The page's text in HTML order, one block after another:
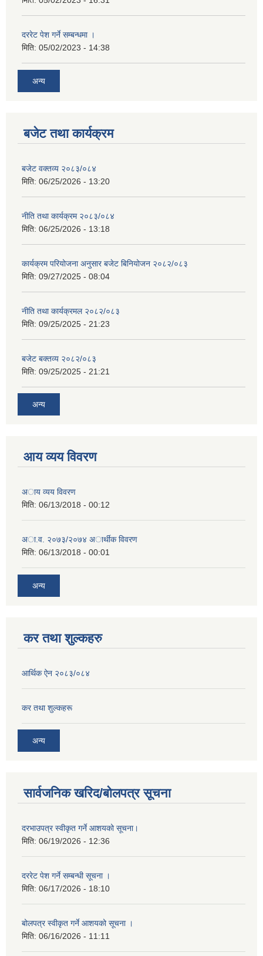
दररेट पेश गर्ने सम्बन्धमा ।
मिति: 05/02/2023 - 14:38
अन्य
बजेट तथा कार्यक्रम
बजेट वक्तव्य २०८३/०८४
मिति: 06/25/2026 - 13:20
नीति तथा कार्यक्रम २०८३/०८४
मिति: 06/25/2026 - 13:18
कार्यक्रम परियोजना अनुसार बजेट बिनियोजन २०८२/०८३
मिति: 09/27/2025 - 08:04
नीति तथा कार्यक्रमल २०८२/०८३
मिति: 09/25/2025 - 21:23
बजेट बक्तव्य २०८२/०८३
मिति: 09/25/2025 - 21:21
अन्य
आय व्यय विवरण
अाय व्यय विवरण
मिति: 06/13/2018 - 00:12
अा.व. २०७३/२०७४ अार्थीक विवरण
मिति: 06/13/2018 - 00:01
अन्य
कर तथा शुल्कहरु
आर्थिक ऐन २०८३/०८४
कर तथा शुल्कहरू
अन्य
सार्वजनिक खरिद/बोलपत्र सूचना
दरभाउपत्र स्वीकृत गर्ने आशयको सूचना।
मिति: 06/19/2026 - 12:36
दररेट पेश गर्ने सम्बन्धी सूचना ।
मिति: 06/17/2026 - 18:10
बोलपत्र स्वीकृत गर्ने आशयको सूचना ।
मिति: 06/16/2026 - 11:11